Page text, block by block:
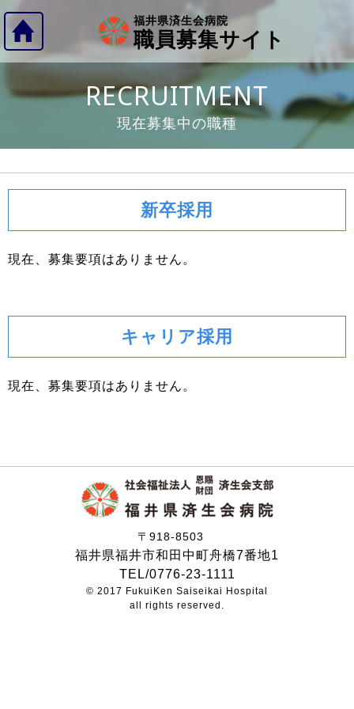
福井県済生会病院
職員募集サイト
RECRUITMENT
現在募集中の職種
新卒採用
現在、募集要項はありません。
キャリア採用
現在、募集要項はありません。
〒918-8503
福井県福井市和田中町舟橋7番地1
TEL/0776-23-1111
© 2017 FukuiKen Saiseikai Hospital
all rights reserved.